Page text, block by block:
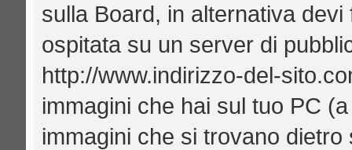
sulla Board, in alternativa devi
ospitata su un server di
http://www.indirizzo-del-
immagini che hai sul tuo PC
immagini che si trovano